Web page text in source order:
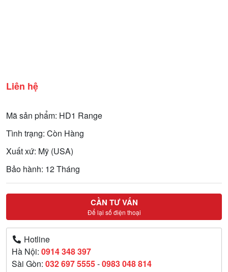
Liên hệ
Mã sản phẩm: HD1 Range
Tình trạng: Còn Hàng
Xuất xứ: Mỹ (USA)
Bảo hành: 12 Tháng
CẦN TƯ VẤN
Để lại số điện thoại
Hotline
Hà Nội: 0914 348 397
Sài Gòn: 032 697 5555-0983 048 814